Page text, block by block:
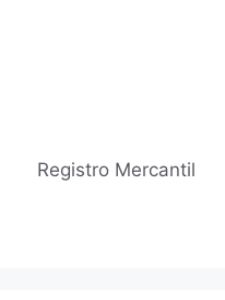
Registro Mercantil